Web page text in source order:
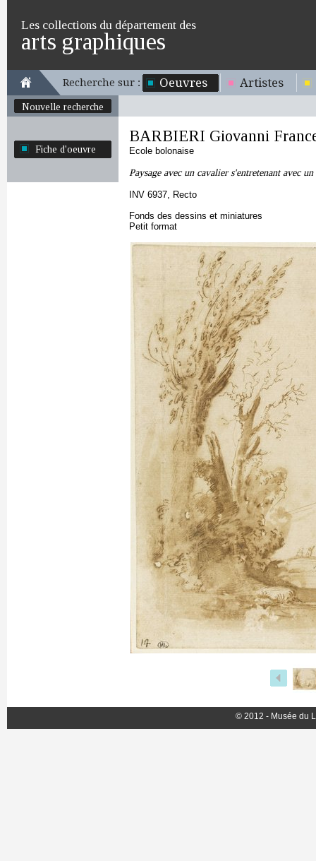
Les collections du département des
arts graphiques
Recherche sur : Oeuvres Artistes
Nouvelle recherche
Fiche d'oeuvre
BARBIERI Giovanni
Ecole bolonaise
Paysage avec un cavalier s'entretenant avec
INV 6937, Recto
Fonds des dessins et miniatures
Petit format
© 2012 - Musée du